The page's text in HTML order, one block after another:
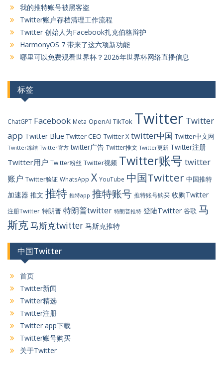
我的推特账号被黑客盗
Twitter账户存档清理工作流程
Twitter 创始人为Facebook扎克伯格辩护
HarmonyOS 7 带来了这六项新功能
哪里可以免费观看世界杯？2026年世界杯网络直播信息
标签
ChatGPT Facebook Meta OpenAI TikTok Twitter Twitter
app Twitter Blue Twitter CEO Twitter X twitter中国 Twitter中文网
Twitter冻结 Twitter官方 twitter广告 Twitter推文 Twitter更新 Twitter注册
Twitter用户 Twitter粉丝 Twitter视频 Twitter账号 twitter
账户 Twitter验证 WhatsApp X YouTube 中国Twitter 中国推特
加速器 推文 推特 推特app 推特账号 推特账号购买 收购Twitter
注册Twitter 特朗普 特朗普twitter 特朗普推特 登陆Twitter 谷歌 马
斯克马斯克twitter 马斯克推特
中国Twitter
首页
Twitter新闻
Twitter精选
Twitter注册
Twitter app下载
Twitter账号购买
关于Twitter